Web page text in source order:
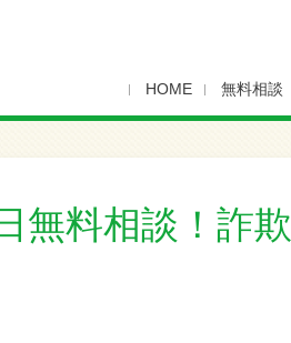
HOME 無料相談
無料相談！詐欺